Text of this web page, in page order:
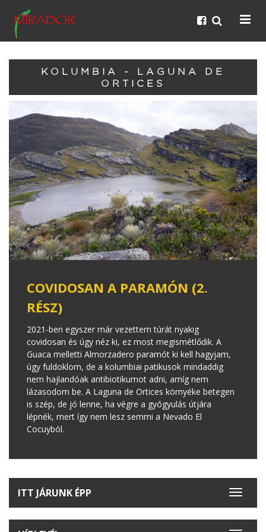
KOLUMBIA - LAGUNA DE
ORTICES
COVIDOSAN A PARAMÓN (2.
RÉSZ)
2021-ben egyszer már vezettem túrát nyakig
covidosan és úgy néz ki, ez most megismétlődik. A
Guaca melletti Almorzadero paramót ki kell hagyjam,
úgy fuldoklom, de a kolumbiai patikusok mindaddig
nem hajlandóak antibiotikumot adni, amíg nem
lázasodom be. A Laguna de Ortices környéke betegen
is szép, de jó lenne, ha végre a gyógyulás útjára
lépnék, mert így nem lesz semmi a Nevado El
Cocuyból.
Toggle
ITT JÁRUNK ÉPP